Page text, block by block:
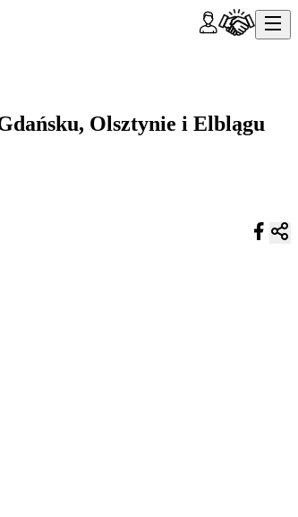
Olsztynie i Elblągu